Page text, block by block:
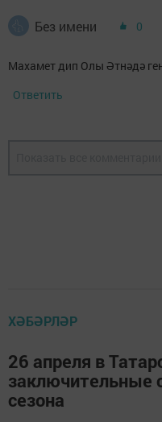
Без имени 0
Махамет дип Олы Әтнәдә
Ответить
ХӘБӘРЛӘР
26 апреля в
заключительные
сезона